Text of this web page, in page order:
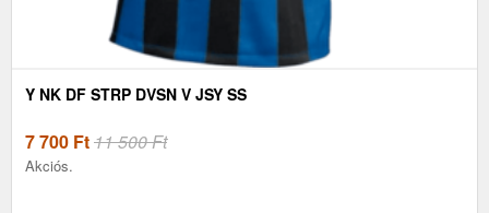
Y NK DF STRP DVSN V JSY SS
7 700 Ft11 500 Ft
Akciós.